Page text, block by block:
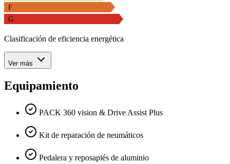
F
G
Clasificación de eficiencia energética
Ver más
Equipamiento
PACK 360 vision & Drive Assist Plus
Kit de reparación de neumáticos
Pedalera y reposapiés de aluminio